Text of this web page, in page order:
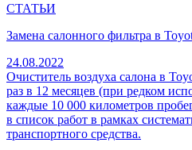
СТАТЬИ
Замена салонного фильтра в
24.08.2022
Очиститель воздуха салона в
раз в 12 месяцев (при редком
каждые 10 000 километров
в список работ в рамках
транспортного средства.